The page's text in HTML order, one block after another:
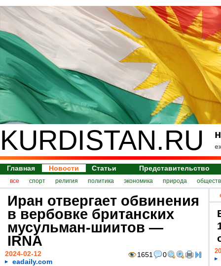
KURDISTAN.RU
Главная Новости Статьи Представительство
все спорт религия политика экономика природа
Иран отвергает обвинения
в вербовке британских
мусульман-шиитов —
IRNA
1651 0
2024-02-12
eadaily.com